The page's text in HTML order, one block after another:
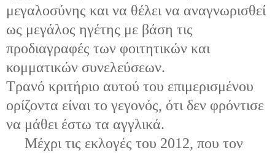
μεγαλοσύνης και να θέλει να αναγνωρισθεί
ως μεγάλος ηγέτης με βάση τις
προδιαγραφές των φοιτητικών και
κομματικών συνελεύσεων.
Τρανό κριτήριο αυτού του επιμερισμένου
ορίζοντα είναι το γεγονός, ότι δεν φρόντισε
να μάθει έστω τα αγγλικά.
Μέχρι τις εκλογές του 2012, που τον